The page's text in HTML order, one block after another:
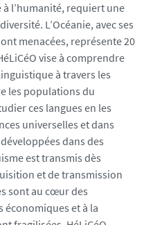
à l’humanité, requiert une
L’Océanie, avec ses
menacées, représente 20
vise à comprendre
à travers les
les populations du
ces langues en les
universelles et dans
dans des
est transmis dès
et de transmission
sont au cœur des
économiques et à la